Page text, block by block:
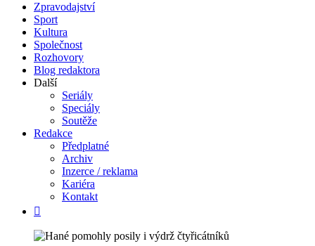
Zpravodajství
Sport
Kultura
Společnost
Rozhovory
Blog redaktora
Další
Seriály
Speciály
Soutěže
Redakce
Předplatné
Archiv
Inzerce / reklama
Kariéra
Kontakt